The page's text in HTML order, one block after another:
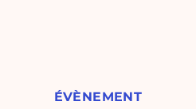
ÉVÈNEMENT